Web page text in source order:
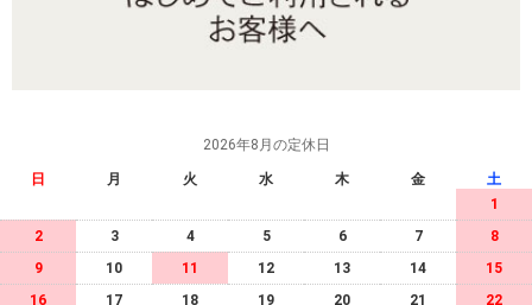
2026年8月の定休日
日 月 火 水 木 金
土
1
2
3 4 5 6 7
8
9
10 11 12 13 14
15
16
17 18 19 20 21 22